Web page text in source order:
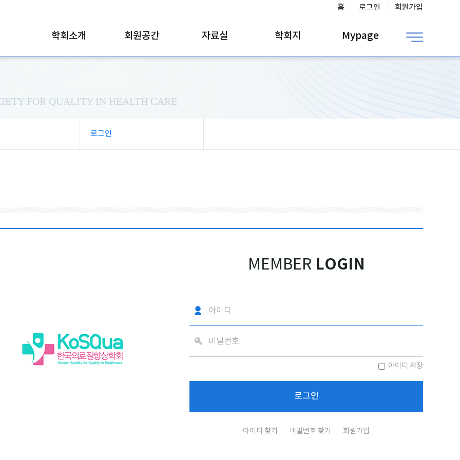
홈 로그인 회원가입
학회소개 회원공간 자료실 학회지 Mypage
FOR QUALITY IN HEALTH CARE
로그인
MEMBER LOGIN
아이디 저장
아이디 찾기 비밀번호 찾기 회원가입